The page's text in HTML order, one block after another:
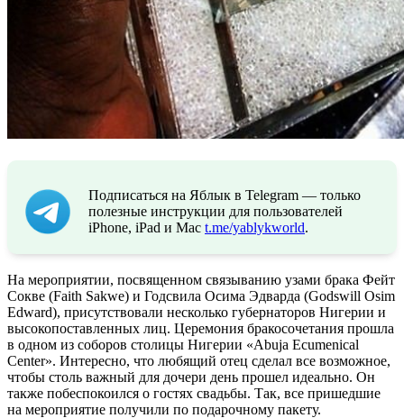
Подписаться на Яблык в Telegram — только
полезные инструкции для пользователей
iPhone, iPad и Mac t.me/yablykworld.
На мероприятии, посвященном связыванию узами брака Фейт
Сокве (Faith Sakwe) и Годсвила Осима Эдварда (Godswill Osim
Edward), присутствовали несколько губернаторов Нигерии и
высокопоставленных лиц. Церемония бракосочетания прошла
в одном из соборов столицы Нигерии «Abuja Ecumenical
Center». Интересно, что любящий отец сделал все возможное,
чтобы столь важный для дочери день прошел идеально. Он
также побеспокоился о гостях свадьбы. Так, все пришедшие
на мероприятие получили по подарочному пакету.